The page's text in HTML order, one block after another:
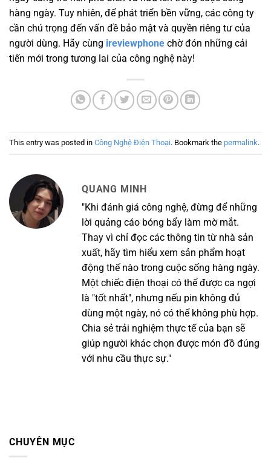
hàng ngày. Tuy nhiên, để phát triển bền vững, các công ty
cần chú trọng đến vấn đề bảo mật và quyền riêng tư của
người dùng. Hãy cùng ireviewphone chờ đón những cải
tiến mới trong tương lai của công nghệ này!
This entry was posted in Công Nghệ Điện Thoại. Bookmark the permalink.
QUANG MINH
"Khi đánh giá công nghệ, đừng để những
lời quảng cáo bóng bẩy làm mờ mắt.
Thay vì chỉ đọc các thông tin từ nhà sản
xuất, hãy tìm hiểu xem sản phẩm hoạt
động thế nào trong cuộc sống hàng ngày.
Một chiếc điện thoại có thể được ca ngợi
là "tốt nhất", nhưng nếu pin không đủ
dùng một ngày, nó có thể không phù hợp.
Chia sẻ trải nghiệm thực tế của bạn sẽ
giúp người khác chọn được món đồ đúng
với nhu cầu thực sự."
CHUYÊN MỤC